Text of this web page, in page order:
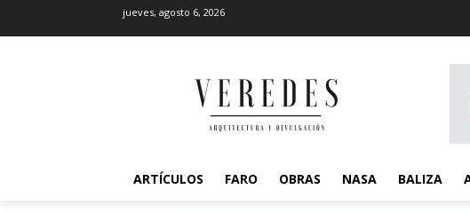
jueves, agosto 6, 2026
ARTÍCULOS FARO OBRAS NASA BALIZA